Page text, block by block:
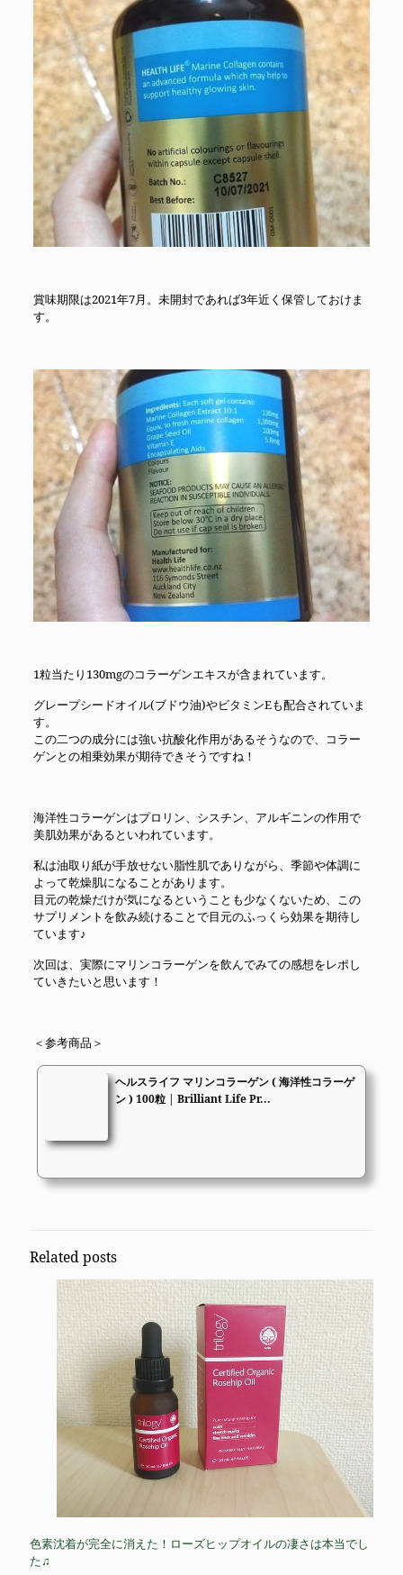
賞味期限は2021年7月。未開封であれば3年近く保管しておけま
す。
1粒当たり130mgのコラーゲンエキスが含まれています。
グレープシードオイル(ブドウ油)やビタミンEも配合されていま
す。
この二つの成分には強い抗酸化作用があるそうなので、コラー
ゲンとの相乗効果が期待できそうですね！
海洋性コラーゲンはプロリン、シスチン、アルギニンの作用で
美肌効果があるといわれています。
私は油取り紙が手放せない脂性肌でありながら、季節や体調に
よって乾燥肌になることがあります。
目元の乾燥だけが気になるということも少なくないため、この
サプリメントを飲み続けることで目元のふっくら効果を期待し
ています♪
次回は、実際にマリンコラーゲンを飲んでみての感想をレポし
ていきたいと思います！
＜参考商品＞
ヘルスライフ マリンコラーゲン ( 海洋性コラーゲ
ン ) 100粒 | Brilliant Life Pr...
Related posts
色素沈着が完全に消えた！ローズヒップオイルの凄さは本当でし
た♫